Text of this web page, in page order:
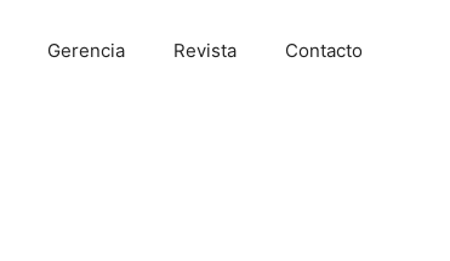
Gerencia Revista Contacto